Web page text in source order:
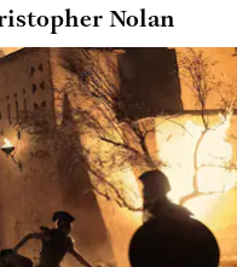
Nolan